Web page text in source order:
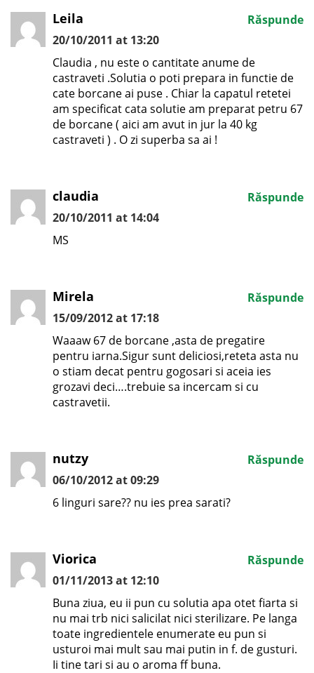
Leila
20/10/2011 at 13:20
Claudia , nu este o cantitate anume de
castraveti .Solutia o poti prepara in functie de
cate borcane ai puse . Chiar la capatul retetei
am specificat cata solutie am preparat petru 67
de borcane ( aici am avut in jur la 40 kg
castraveti ) . O zi superba sa ai !
Răspunde
claudia
20/10/2011 at 14:04
MS
Răspunde
Mirela
15/09/2012 at 17:18
Waaaw 67 de borcane ,asta de pregatire
pentru iarna.Sigur sunt deliciosi,reteta asta nu
o stiam decat pentru gogosari si aceia ies
grozavi deci….trebuie sa incercam si cu
castravetii.
Răspunde
nutzy
06/10/2012 at 09:29
6 linguri sare?? nu ies prea sarati?
Răspunde
Viorica
01/11/2013 at 12:10
Buna ziua, eu ii pun cu solutia apa otet fiarta si
nu mai trb nici salicilat nici sterilizare. Pe langa
toate ingredientele enumerate eu pun si
usturoi mai mult sau mai putin in f. de gusturi.
Ii tine tari si au o aroma ff buna.
Răspunde